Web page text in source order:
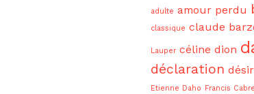
adulte amour perdu
classique claude
Lauper céline dion
déclaration désir
Etienne Daho Francis